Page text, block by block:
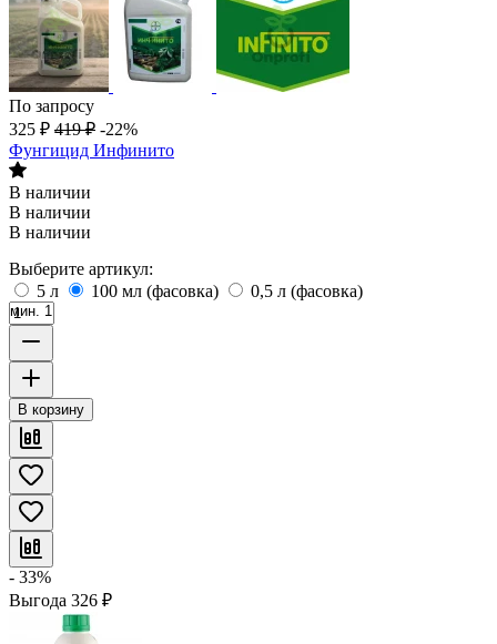
По запросу
325 ₽ 419 ₽ -22%
Фунгицид Инфинито
В наличии
В наличии
В наличии
Выберите артикул:
5 л
100 мл (фасовка) 0,5 л (фасовка)
мин. 1
В корзину
- 33%
Выгода 326 ₽